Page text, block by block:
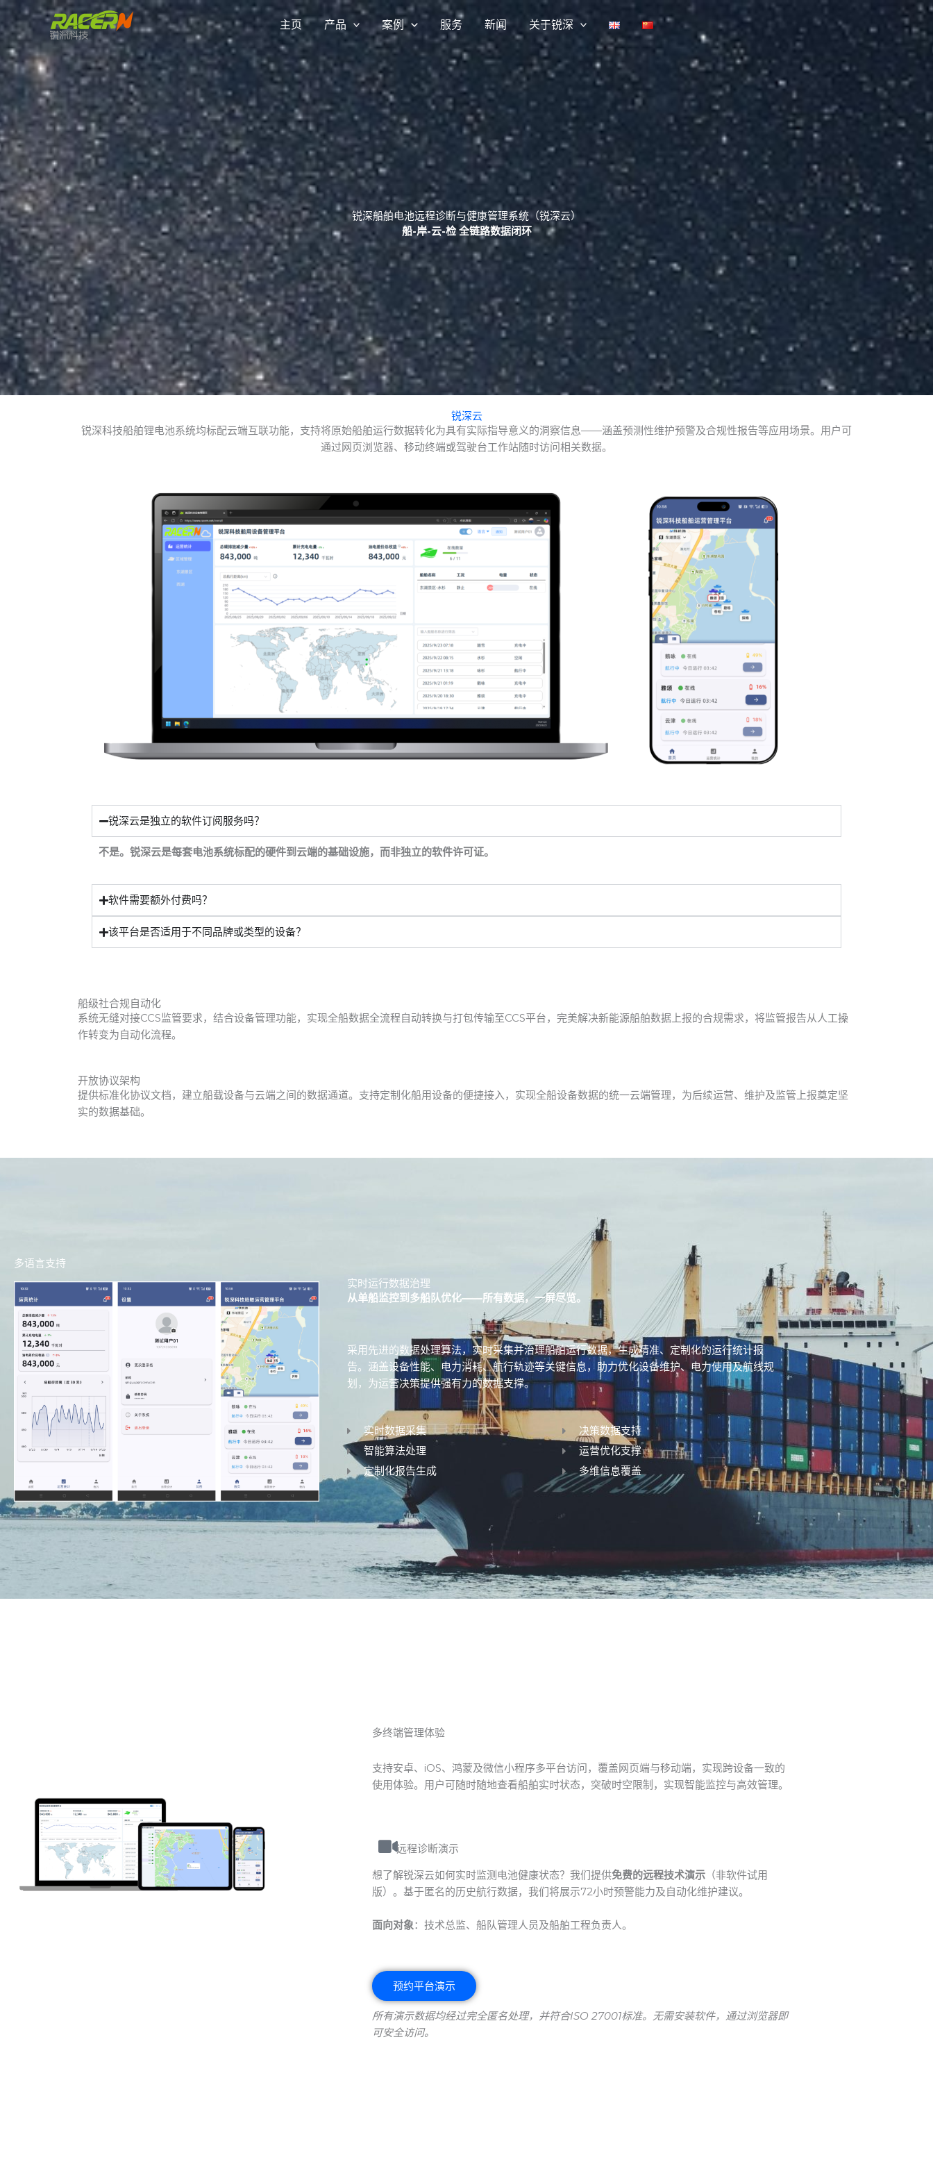
跳
至
内
容
主页 产品 案例 服务 新闻 关于锐深
锐深船舶电池远程诊断与健康管理系统（锐深云）
船-岸-云-检 全链路数据闭环
锐深云
锐深科技船舶锂电池系统均标配云端互联功能，支持将原始船舶运行数据转化为具有实际指导意义的洞察信息——涵盖预测性维护预警及合规性报告等应用场景。用户可
通过网页浏览器、移动终端或驾驶台工作站随时访问相关数据。
锐深云是独立的软件订阅服务吗？
不是。锐深云是每套电池系统标配的硬件到云端的基础设施，而非独立的软件许可证。
软件需要额外付费吗？
该平台是否适用于不同品牌或类型的设备？
船级社合规自动化
系统无缝对接CCS监管要求，结合设备管理功能，实现全船数据全流程自动转换与打包传输至CCS平台，完美解决新能源船舶数据上报的合规需求，将监管报告从人工操
作转变为自动化流程。
开放协议架构
提供标准化协议文档，建立船载设备与云端之间的数据通道。支持定制化船用设备的便捷接入，实现全船设备数据的统一云端管理，为后续运营、维护及监管上报奠定坚
实的数据基础。
多语言支持
实时运行数据治理
从单船监控到多船队优化——所有数据，一屏尽览。
采用先进的数据处理算法，实时采集并治理船舶运行数据，生成精准、定制化的运行统计报
告。涵盖设备性能、电力消耗、航行轨迹等关键信息，助力优化设备维护、电力使用及航线规
划，为运营决策提供强有力的数据支撑。
实时数据采集
智能算法处理
定制化报告生成
决策数据支持
运营优化支撑
多维信息覆盖
多终端管理体验
支持安卓、iOS、鸿蒙及微信小程序多平台访问，覆盖网页端与移动端，实现跨设备一致的
使用体验。用户可随时随地查看船舶实时状态，突破时空限制，实现智能监控与高效管理。
远程诊断演示
想了解锐深云如何实时监测电池健康状态？我们提供免费的远程技术演示 （非软件试用
版）。基于匿名的历史航行数据，我们将展示72小时预警能力及自动化维护建议。
面向对象：技术总监、船队管理人员及船舶工程负责人。
预约平台演示
所有演示数据均经过完全匿名处理，并符合ISO 27001标准。无需安装软件，通过浏览器即
可安全访问。